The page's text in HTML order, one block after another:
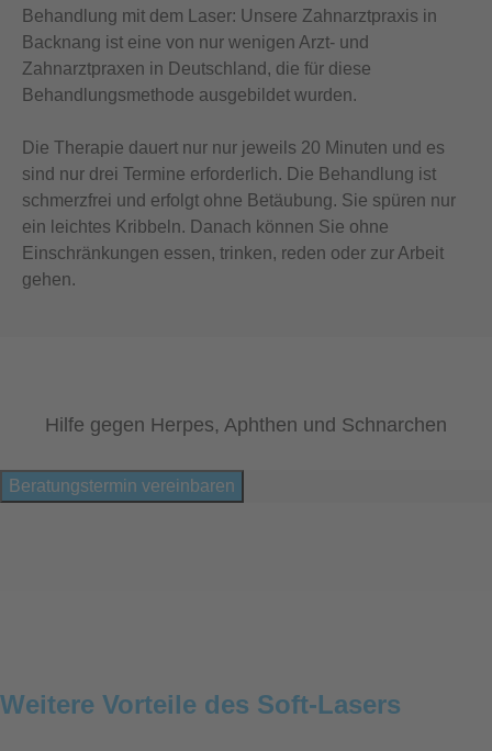
Behandlung mit dem Laser: Unsere Zahnarztpraxis in
Backnang ist eine von nur wenigen Arzt- und
Zahnarztpraxen in Deutschland, die für diese
Behandlungsmethode ausgebildet wurden.
Die Therapie dauert nur nur jeweils 20 Minuten und es
sind nur drei Termine erforderlich. Die Behandlung ist
schmerzfrei und erfolgt ohne Betäubung. Sie spüren nur
ein leichtes Kribbeln. Danach können Sie ohne
Einschränkungen essen, trinken, reden oder zur Arbeit
gehen.
Hilfe gegen Herpes, Aphthen und Schnarchen
Beratungstermin vereinbaren
Weitere Vorteile des Soft-Lasers